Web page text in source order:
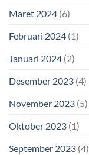
Maret 2024 (6)
Februari 2024 (1)
Januari 2024 (2)
Desember 2023 (4)
November 2023 (5)
Oktober 2023 (1)
September 2023 (4)